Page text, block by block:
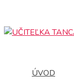
ÚVOD